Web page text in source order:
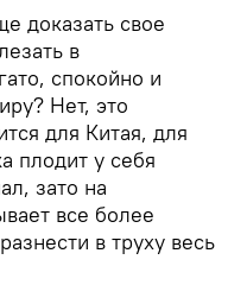
доказать свое
в
спокойно и
Нет, это
для Китая, для
плодит у себя
зато на
все более
в труху весь